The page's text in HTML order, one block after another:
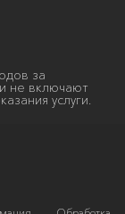
за
не включают
услуги.